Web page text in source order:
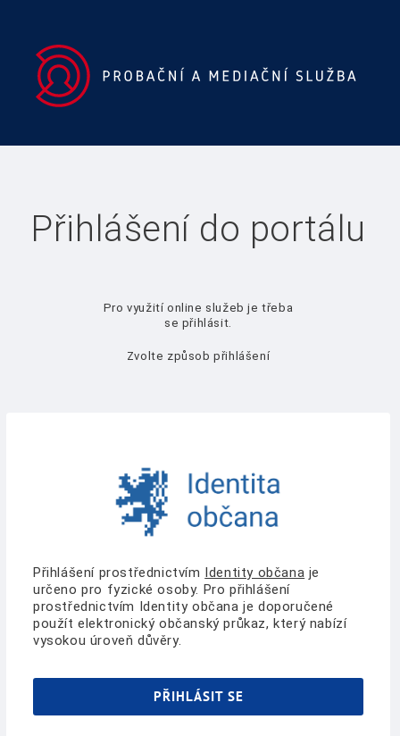
Přihlášení do portálu
Pro využití online služeb je třeba
se přihlásit.
Zvolte způsob přihlášení
Přihlášení prostřednictvím Identity občana je
určeno pro fyzické osoby. Pro přihlášení
prostřednictvím Identity občana je doporučené
použít elektronický občanský průkaz, který nabízí
vysokou úroveň důvěry.
PŘIHLÁSIT SE